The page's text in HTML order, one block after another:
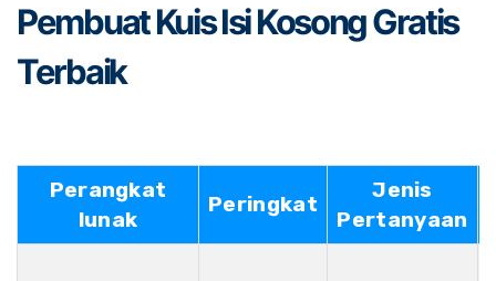
Pembuat Kuis Isi Kosong Gratis
Terbaik
Perangkat
lunak
Peringkat
Jenis
Pertanyaan